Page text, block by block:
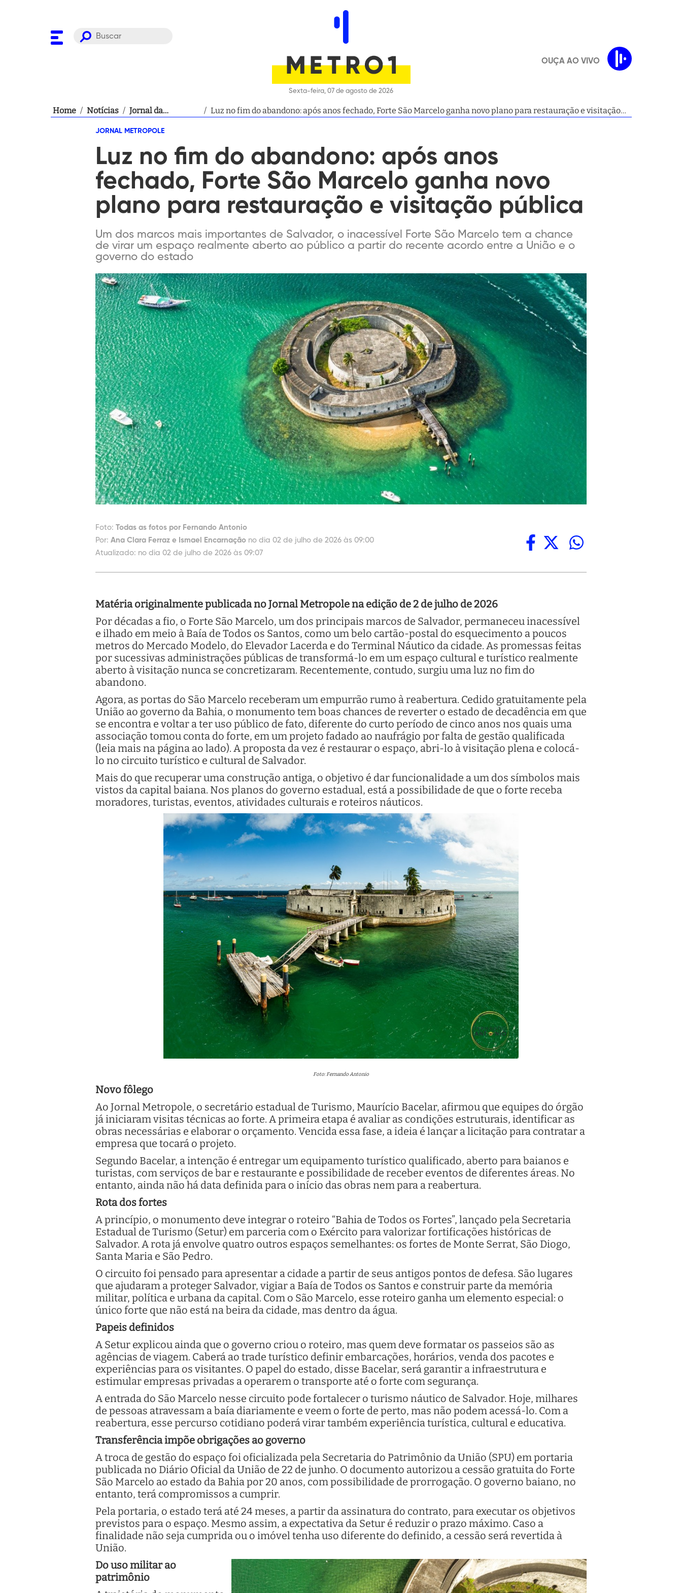
Sexta-feira, 07 de agosto de 2026
OUÇA AO VIVO
Home / Notícias / Jornal da
/ Luz no fim do abandono: após anos fechado, Forte São Marcelo ganha novo plano para restauração e visitação
JORNAL METROPOLE
Luz no fim do abandono: após anos
fechado, Forte São Marcelo ganha novo
plano para restauração e visitação pública
Um dos marcos mais importantes de Salvador, o inacessível Forte São Marcelo tem a chance
de virar um espaço realmente aberto ao público a partir do recente acordo entre a União e o
governo do estado
Foto: Todas as fotos por Fernando Antonio
Por: Ana Clara Ferraz e Ismael Encarnação no dia 02 de julho de 2026 às 09:00
Atualizado: no dia 02 de julho de 2026 às 09:07
Matéria originalmente publicada no Jornal Metropole na edição de 2 de julho de 2026
Por décadas a fio, o Forte São Marcelo, um dos principais marcos de Salvador, permaneceu inacessível
e ilhado em meio à Baía de Todos os Santos, como um belo cartão-postal do esquecimento a poucos
metros do Mercado Modelo, do Elevador Lacerda e do Terminal Náutico da cidade. As promessas feitas
por sucessivas administrações públicas de transformá-lo em um espaço cultural e turístico realmente
aberto à visitação nunca se concretizaram. Recentemente, contudo, surgiu uma luz no fim do
abandono.
Agora, as portas do São Marcelo receberam um empurrão rumo à reabertura. Cedido gratuitamente pela
União ao governo da Bahia, o monumento tem boas chances de reverter o estado de decadência em que
se encontra e voltar a ter uso público de fato, diferente do curto período de cinco anos nos quais uma
associação tomou conta do forte, em um projeto fadado ao naufrágio por falta de gestão qualificada
(leia mais na página ao lado). A proposta da vez é restaurar o espaço, abri-lo à visitação plena e colocá-
lo no circuito turístico e cultural de Salvador.
Mais do que recuperar uma construção antiga, o objetivo é dar funcionalidade a um dos símbolos mais
vistos da capital baiana. Nos planos do governo estadual, está a possibilidade de que o forte receba
moradores, turistas, eventos, atividades culturais e roteiros náuticos.
Foto: Fernando Antonio
Novo fôlego
Ao Jornal Metropole, o secretário estadual de Turismo, Maurício Bacelar, afirmou que equipes do órgão
já iniciaram visitas técnicas ao forte. A primeira etapa é avaliar as condições estruturais, identificar as
obras necessárias e elaborar o orçamento. Vencida essa fase, a ideia é lançar a licitação para contratar a
empresa que tocará o projeto.
Segundo Bacelar, a intenção é entregar um equipamento turístico qualificado, aberto para baianos e
turistas, com serviços de bar e restaurante e possibilidade de receber eventos de diferentes áreas. No
entanto, ainda não há data definida para o início das obras nem para a reabertura.
Rota dos fortes
A princípio, o monumento deve integrar o roteiro “Bahia de Todos os Fortes”, lançado pela Secretaria
Estadual de Turismo (Setur) em parceria com o Exército para valorizar fortificações históricas de
Salvador. A rota já envolve quatro outros espaços semelhantes: os fortes de Monte Serrat, São Diogo,
Santa Maria e São Pedro.
O circuito foi pensado para apresentar a cidade a partir de seus antigos pontos de defesa. São lugares
que ajudaram a proteger Salvador, vigiar a Baía de Todos os Santos e construir parte da memória
militar, política e urbana da capital. Com o São Marcelo, esse roteiro ganha um elemento especial: o
único forte que não está na beira da cidade, mas dentro da água.
Papeis definidos
A Setur explicou ainda que o governo criou o roteiro, mas quem deve formatar os passeios são as
agências de viagem. Caberá ao trade turístico definir embarcações, horários, venda dos pacotes e
experiências para os visitantes. O papel do estado, disse Bacelar, será garantir a infraestrutura e
estimular empresas privadas a operarem o transporte até o forte com segurança.
A entrada do São Marcelo nesse circuito pode fortalecer o turismo náutico de Salvador. Hoje, milhares
de pessoas atravessam a baía diariamente e veem o forte de perto, mas não podem acessá-lo. Com a
reabertura, esse percurso cotidiano poderá virar também experiência turística, cultural e educativa.
Transferência impõe obrigações ao governo
A troca de gestão do espaço foi oficializada pela Secretaria do Patrimônio da União (SPU) em portaria
publicada no Diário Oficial da União de 22 de junho. O documento autorizou a cessão gratuita do Forte
São Marcelo ao estado da Bahia por 20 anos, com possibilidade de prorrogação. O governo baiano, no
entanto, terá compromissos a cumprir.
Pela portaria, o estado terá até 24 meses, a partir da assinatura do contrato, para executar os objetivos
previstos para o espaço. Mesmo assim, a expectativa da Setur é reduzir o prazo máximo. Caso a
finalidade não seja cumprida ou o imóvel tenha uso diferente do definido, a cessão será revertida à
União.
Do uso militar ao
patrimônio